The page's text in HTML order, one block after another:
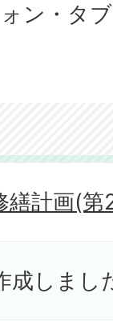
ン・タ
繕計画(
成しまし